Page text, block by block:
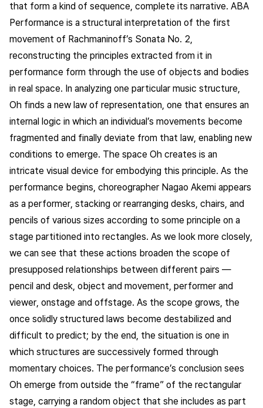
that form a kind of sequence, complete its narrative. ABA
Performance is a structural interpretation of the first
movement of Rachmaninoff’s Sonata No. 2,
reconstructing the principles extracted from it in
performance form through the use of objects and bodies
in real space. In analyzing one particular music structure,
Oh finds a new law of representation, one that ensures an
internal logic in which an individual’s movements become
fragmented and finally deviate from that law, enabling new
conditions to emerge. The space Oh creates is an
intricate visual device for embodying this principle. As the
performance begins, choreographer Nagao Akemi appears
as a performer, stacking or rearranging desks, chairs, and
pencils of various sizes according to some principle on a
stage partitioned into rectangles. As we look more closely,
we can see that these actions broaden the scope of
presupposed relationships between different pairs —
pencil and desk, object and movement, performer and
viewer, onstage and offstage. As the scope grows, the
once solidly structured laws become destabilized and
difficult to predict; by the end, the situation is one in
which structures are successively formed through
momentary choices. The performance’s conclusion sees
Oh emerge from outside the “frame” of the rectangular
stage, carrying a random object that she includes as part